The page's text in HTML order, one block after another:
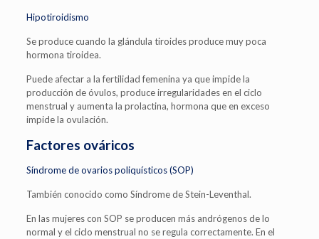
Hipotiroidismo
Se produce cuando la glándula tiroides produce muy poca
hormona tiroidea.
Puede afectar a la fertilidad femenina ya que impide la
producción de óvulos, produce irregularidades en el ciclo
menstrual y aumenta la prolactina, hormona que en exceso
impide la ovulación.
Factores ováricos
Síndrome de ovarios poliquísticos (SOP)
También conocido como Síndrome de Stein-Leventhal.
En las mujeres con SOP se producen más andrógenos de lo
normal y el ciclo menstrual no se regula correctamente. En el